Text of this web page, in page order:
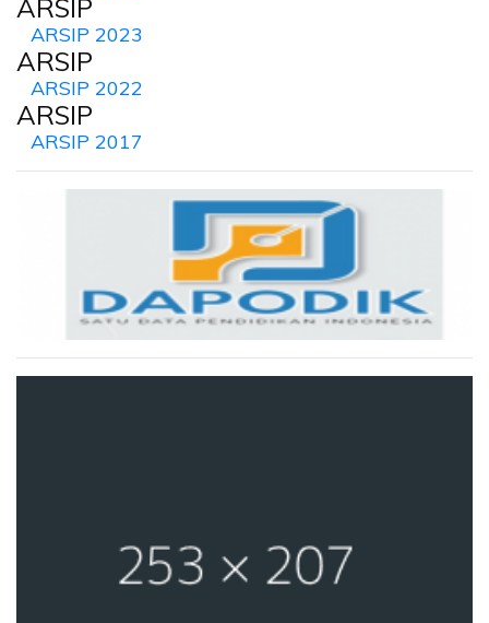
ARSIP
ARSIP 2023
ARSIP
ARSIP 2022
ARSIP
ARSIP 2017